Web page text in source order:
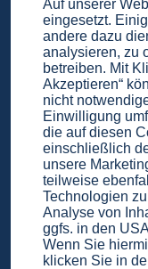
Schweiz:
Preise
Die folgende
den
Auf unserer
eingesetzt.
andere dazu
analysieren, zu
betreiben. Mit
Akzeptieren“
nicht
Einwilligung
die auf diesen
einschließlich
unsere
teilweise
Technologien
Analyse von
ggfs. in den
Wenn Sie
klicken Sie in